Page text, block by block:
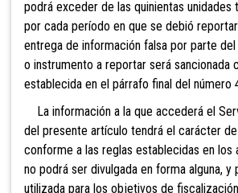
podrá exceder de las quinientas unidades
por cada período en que se debió
entrega de información falsa por parte
o instrumento a reportar será sancionada
establecida en el párrafo final del número
La información a la que accederá el
del presente artículo tendrá el carácter
conforme a las reglas establecidas en los
no podrá ser divulgada en forma alguna, y
utilizada para los objetivos de